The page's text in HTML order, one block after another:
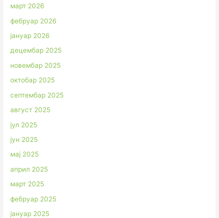
март 2026
фебруар 2026
јануар 2026
децембар 2025
новембар 2025
октобар 2025
септембар 2025
август 2025
јул 2025
јун 2025
мај 2025
април 2025
март 2025
фебруар 2025
јануар 2025